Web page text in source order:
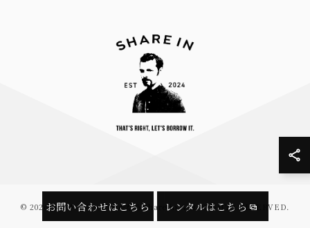
お問い合わせはこちら レンタルはこちら
© 2026 ネクタイのレンタルならShare in ALL RIGHTS RESERVED.